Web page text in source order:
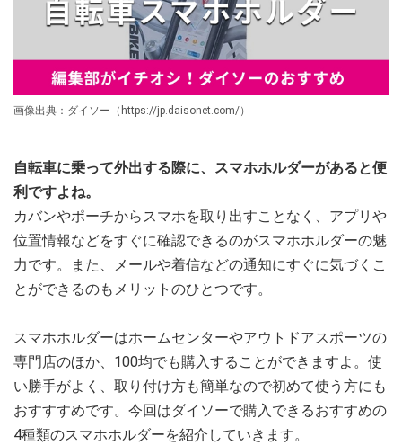
画像出典：ダイソー（https://jp.daisonet.com/）
自転車に乗って外出する際に、スマホホルダーがあると便
利ですよね。
カバンやポーチからスマホを取り出すことなく、アプリや
位置情報などをすぐに確認できるのがスマホホルダーの魅
力です。また、メールや着信などの通知にすぐに気づくこ
とができるのもメリットのひとつです。
スマホホルダーはホームセンターやアウトドアスポーツの
専門店のほか、100均でも購入することができますよ。使
い勝手がよく、取り付け方も簡単なので初めて使う方にも
おすすすめです。今回はダイソーで購入できるおすすめの
4種類のスマホホルダーを紹介していきます。